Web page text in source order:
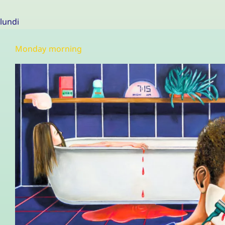
lundi
Monday morning